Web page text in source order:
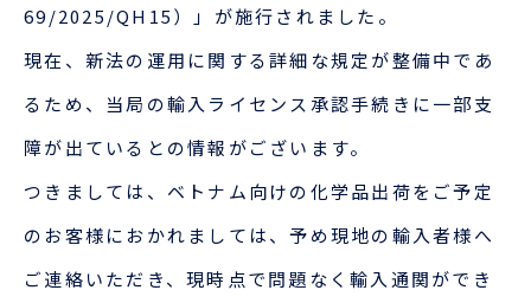
本船スケジュール
ENGLISH
企業情報
ほっとひといき
本船スケジュール
会員ログイン
69/2025/QH15）」が施行されました。
現在、新法の運用に関する詳細な規定が整備中であ
るため、当局の輸入ライセンス承認手続きに一部支
障が出ているとの情報がございます。
つきましては、ベトナム向けの化学品出荷をご予定
のお客様におかれましては、予め現地の輸入者様へ
ご連絡いただき、現時点で問題なく輸入通関ができ